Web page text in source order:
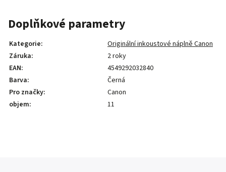
Doplňkové parametry
Kategorie:
Originální inkoustové náplně Canon
Záruka:
2 roky
EAN:
4549292032840
Barva:
Černá
Pro značky:
Canon
objem: 11